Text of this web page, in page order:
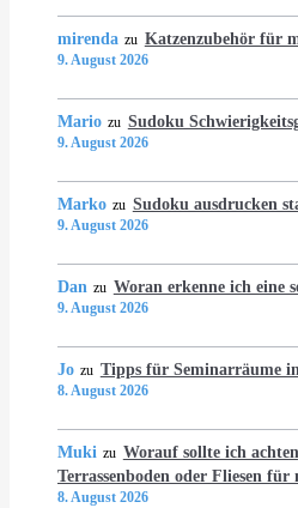
mirenda zu Katzenzubehör für
9. August 2026
Mario zu Sudoku
9. August 2026
Marko zu Sudoku ausdrucken
9. August 2026
Dan zu Woran erkenne ich eine
9. August 2026
Jo zu Tipps für Seminarräume
8. August 2026
Muki zu Worauf sollte ich
Terrassenboden oder Fliesen für
8. August 2026